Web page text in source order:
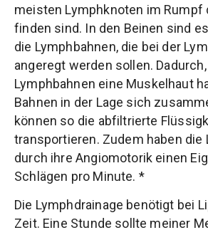
meisten Lymphknoten im Rumpf
finden sind. In den Beinen sind
die Lymphbahnen, die bei der
angeregt werden sollen.
Lymphbahnen eine Muskelhaut
Bahnen in der Lage sich
können so die abfiltrierte
transportieren. Zudem haben die
durch ihre Angiomotorik einen
Schlägen pro Minute. *
Die Lymphdrainage benötigt bei
Zeit. Eine Stunde sollte meiner